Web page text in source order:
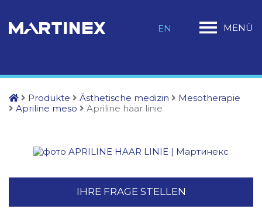
EN MENÜ
Produkte Ästhetische medizin
Mesotherapie
Apriline meso
Apriline haar linie
IHRE FRAGE STELLEN